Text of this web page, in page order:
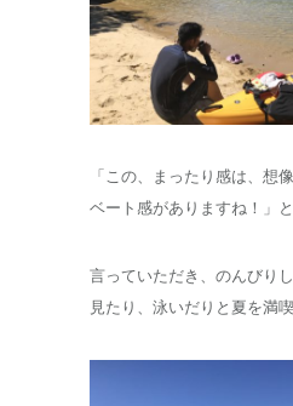
「この、まったり感は、想
ベート感がありますね！」と
言っていただき、のんびり
見たり、泳いだりと夏を満